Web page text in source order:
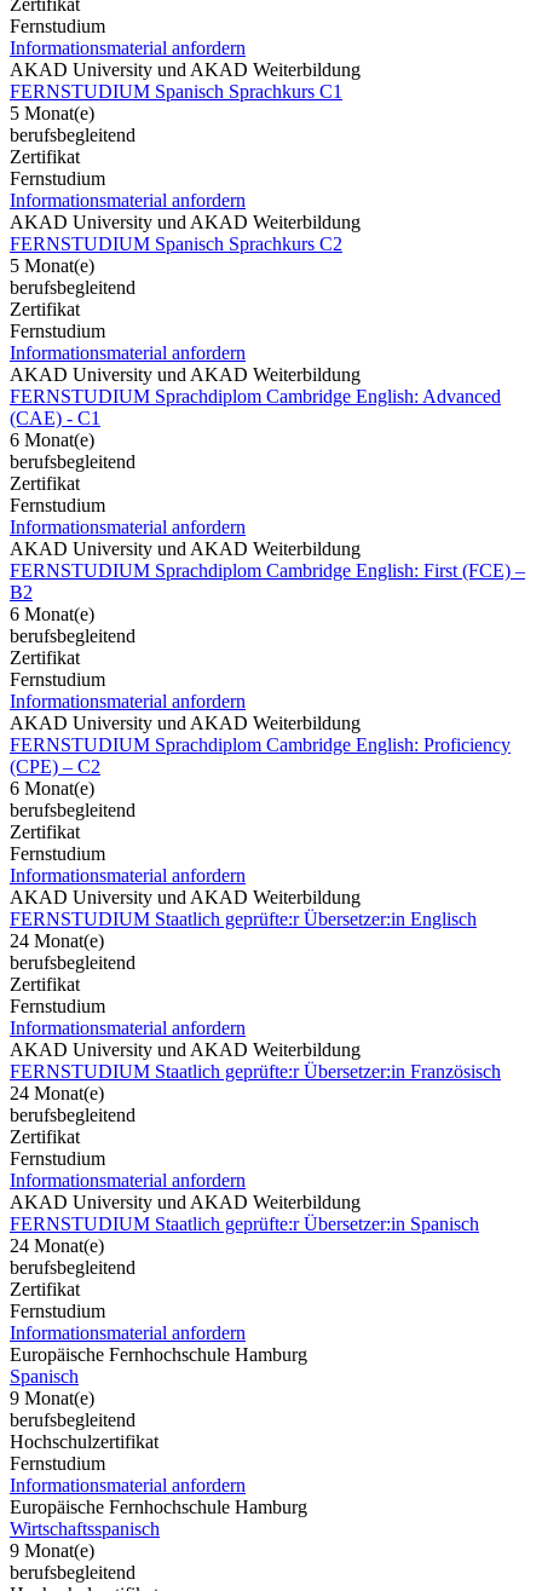
Fernstudium
Informationsmaterial anfordern
AKAD University und AKAD Weiterbildung
FERNSTUDIUM Spanisch Sprachkurs C1
5 Monat(e)
berufsbegleitend
Zertifikat
Fernstudium
Informationsmaterial anfordern
AKAD University und AKAD Weiterbildung
FERNSTUDIUM Spanisch Sprachkurs C2
5 Monat(e)
berufsbegleitend
Zertifikat
Fernstudium
Informationsmaterial anfordern
AKAD University und AKAD Weiterbildung
FERNSTUDIUM Sprachdiplom Cambridge English: Advanced
(CAE) - C1
6 Monat(e)
berufsbegleitend
Zertifikat
Fernstudium
Informationsmaterial anfordern
AKAD University und AKAD Weiterbildung
FERNSTUDIUM Sprachdiplom Cambridge English: First (FCE) –
B2
6 Monat(e)
berufsbegleitend
Zertifikat
Fernstudium
Informationsmaterial anfordern
AKAD University und AKAD Weiterbildung
FERNSTUDIUM Sprachdiplom Cambridge English: Proficiency
(CPE) – C2
6 Monat(e)
berufsbegleitend
Zertifikat
Fernstudium
Informationsmaterial anfordern
AKAD University und AKAD Weiterbildung
FERNSTUDIUM Staatlich geprüfte:r Übersetzer:in Englisch
24 Monat(e)
berufsbegleitend
Zertifikat
Fernstudium
Informationsmaterial anfordern
AKAD University und AKAD Weiterbildung
FERNSTUDIUM Staatlich geprüfte:r Übersetzer:in Französisch
24 Monat(e)
berufsbegleitend
Zertifikat
Fernstudium
Informationsmaterial anfordern
AKAD University und AKAD Weiterbildung
FERNSTUDIUM Staatlich geprüfte:r Übersetzer:in Spanisch
24 Monat(e)
berufsbegleitend
Zertifikat
Fernstudium
Informationsmaterial anfordern
Europäische Fernhochschule Hamburg
Spanisch
9 Monat(e)
berufsbegleitend
Hochschulzertifikat
Fernstudium
Informationsmaterial anfordern
Europäische Fernhochschule Hamburg
Wirtschaftsspanisch
9 Monat(e)
berufsbegleitend